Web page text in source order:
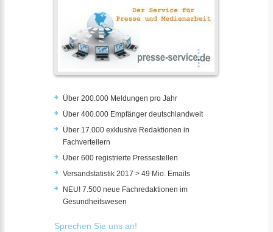
Über 200.000 Meldungen pro Jahr
Über 400.000 Empfänger deutschlandweit
Über 17.000 exklusive Redaktionen in
Fachverteilern
Über 600 registrierte Pressestellen
Versandstatistik 2017 > 49 Mio. Emails
NEU! 7.500 neue Fachredaktionen im
Gesundheitswesen
Sprechen Sie uns an!